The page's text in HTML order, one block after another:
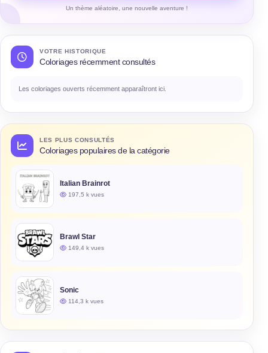
Un thème aléatoire, une nouvelle aventure !
VOTRE HISTORIQUE
Coloriages récemment consultés
Les coloriages ouverts récemment apparaîtront ici.
LES PLUS CONSULTÉS
Coloriages populaires de la catégorie
Italian Brainrot
197,5 k vues
Brawl Star
149,4 k vues
Sonic
114,3 k vues